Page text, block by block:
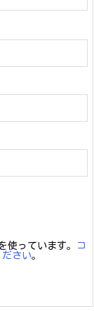
使っています。
コ
ださい。